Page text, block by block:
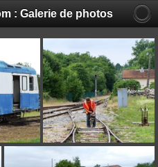
: Galerie de photos